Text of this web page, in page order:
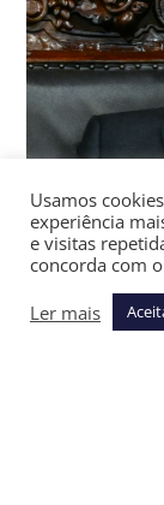
Alcolumbre
O presidente
escala 6×1 em
Usamos
experiência
e visitas
concorda com
Ler mais